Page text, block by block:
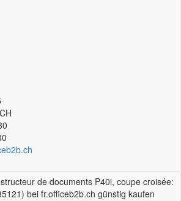
de documents P40i, coupe croisée:
bei fr.officeb2b.ch günstig kaufen